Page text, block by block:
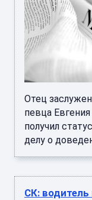
Отец
певца
получил
делу о
СК: водитель